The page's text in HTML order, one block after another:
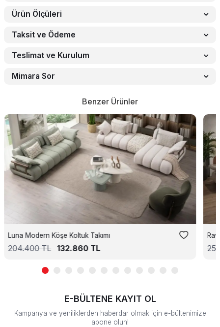
Ürün Ölçüleri
Taksit ve Ödeme
Teslimat ve Kurulum
Mimara Sor
Benzer Ürünler
Luna Modern Köşe Koltuk Takımı
204.400TL 132.860TL
E-BÜLTENE KAYIT OL
Kampanya ve yeniliklerden haberdar olmak için e-bültenimize
abone olun!